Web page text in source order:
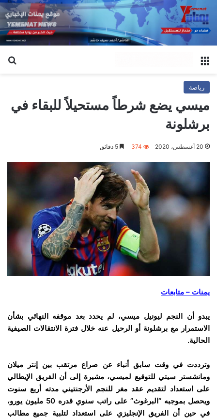
رياضة
ميسي يضع شرطاً مستحيلاً للبقاء في
برشلونة
20 أغسطس، 2020 374
يمنات – متابعات
يبدو أن النجم ليونيل ميسي، لم يحدد بعد موقفه النهائي بشأن
الاستمرار مع برشلونة أو الرحيل عنه خلال فترة الانتقالات الصيفية
الحالية.
وترددت في وقت سابق أنباء عن صراع مرتقب بين إنتر ميلان
ومانشستر سيتي للتوقيع لميسي، مشيرة إلى أن الفريق الإيطالي
على استعداد لتقديم عقد مغر للنجم الأرجنتيني مدته أربع سنوت
ويحصل بموجبه “البرغوث” على راتب سنوي قدره 50 مليون يورو،
في حين أن الفريق الإنجليزي على استعداد لتلبية جميع مطالب